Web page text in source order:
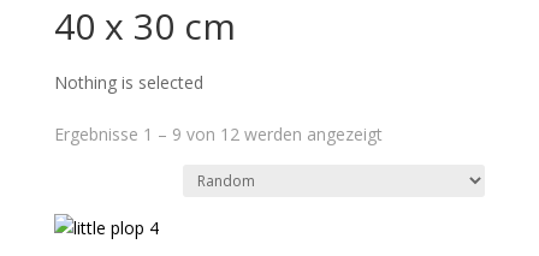
40 x 30 cm
Nothing is selected
Ergebnisse 1 – 9 von 12 werden angezeigt